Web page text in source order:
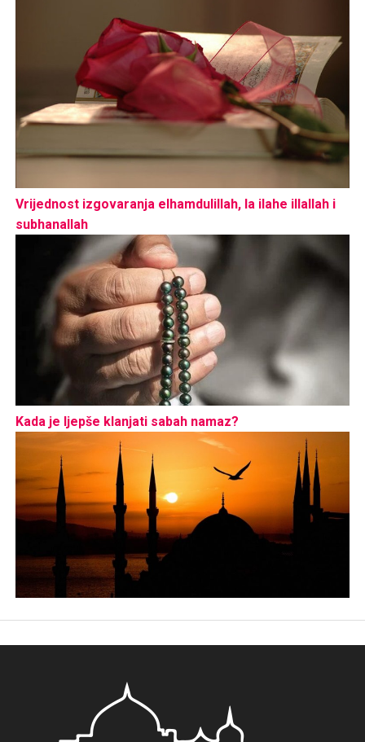
Vrijednost izgovaranja elhamdulillah, la ilahe illallah i
subhanallah
Kada je ljepše klanjati sabah namaz?